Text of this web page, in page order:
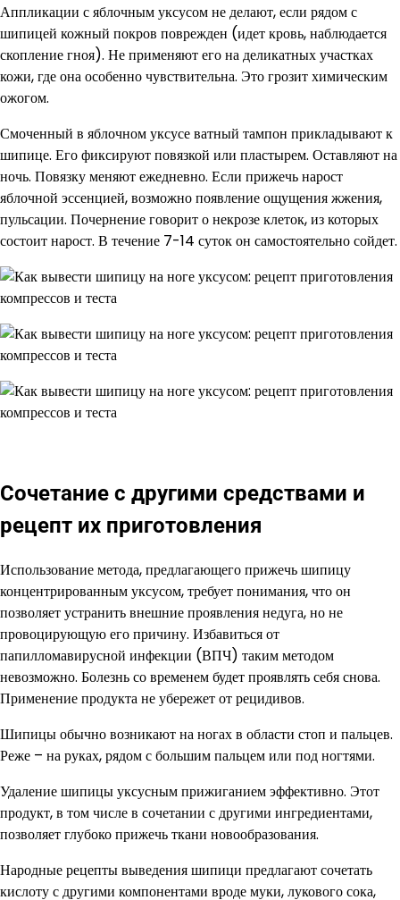
Аппликации с яблочным уксусом не делают, если рядом с
шипицей кожный покров поврежден (идет кровь, наблюдается
скопление гноя). Не применяют его на деликатных участках
кожи, где она особенно чувствительна. Это грозит химическим
ожогом.
Смоченный в яблочном уксусе ватный тампон прикладывают к
шипице. Его фиксируют повязкой или пластырем. Оставляют на
ночь. Повязку меняют ежедневно. Если прижечь нарост
яблочной эссенцией, возможно появление ощущения жжения,
пульсации. Почернение говорит о некрозе клеток, из которых
состоит нарост. В течение 7-14 суток он самостоятельно сойдет.
Сочетание с другими средствами и
рецепт их приготовления
Использование метода, предлагающего прижечь шипицу
концентрированным уксусом, требует понимания, что он
позволяет устранить внешние проявления недуга, но не
провоцирующую его причину. Избавиться от
папилломавирусной инфекции (ВПЧ) таким методом
невозможно. Болезнь со временем будет проявлять себя снова.
Применение продукта не убережет от рецидивов.
Шипицы обычно возникают на ногах в области стоп и пальцев.
Реже – на руках, рядом с большим пальцем или под ногтями.
Удаление шипицы уксусным прижиганием эффективно. Этот
продукт, в том числе в сочетании с другими ингредиентами,
позволяет глубоко прижечь ткани новообразования.
Народные рецепты выведения шипици предлагают сочетать
кислоту с другими компонентами вроде муки, лукового сока,